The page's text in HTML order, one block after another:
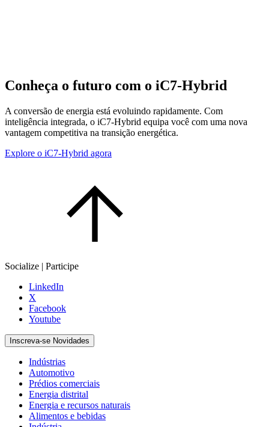
Conheça o futuro com o iC7-Hybrid
A conversão de energia está evoluindo rapidamente. Com
inteligência integrada, o iC7-Hybrid equipa você com uma nova
vantagem competitiva na transição energética.
Explore o iC7-Hybrid agora
Socialize | Participe
LinkedIn
X
Facebook
Youtube
Inscreva-se Novidades
Indústrias
Automotivo
Prédios comerciais
Energia distrital
Energia e recursos naturais
Alimentos e bebidas